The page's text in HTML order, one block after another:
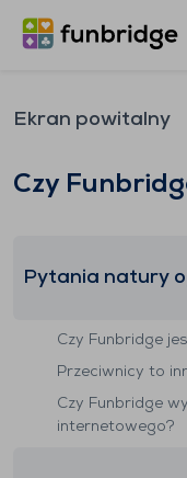
Ekran powitalny
Czy
Pytania natury
Czy Funbridge
Przeciwnicy to
Czy Funbridge
internetowego?